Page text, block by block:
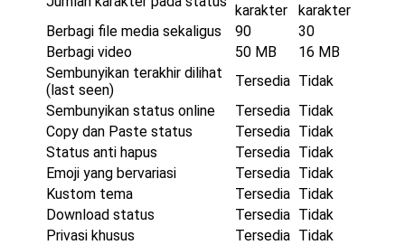
karakter
karakter
Berbagi file media sekaligus
90
30
Berbagi video
50 MB
16 MB
Sembunyikan terakhir dilihat
(last seen)
Tersedia Tidak
Sembunyikan status online
Tersedia Tidak
Copy dan Paste status
Tersedia Tidak
Status anti hapus
Tersedia Tidak
Emoji yang bervariasi
Tersedia Tidak
Kustom tema
Tersedia Tidak
Download status
Tersedia Tidak
Privasi khusus
Tersedia Tidak